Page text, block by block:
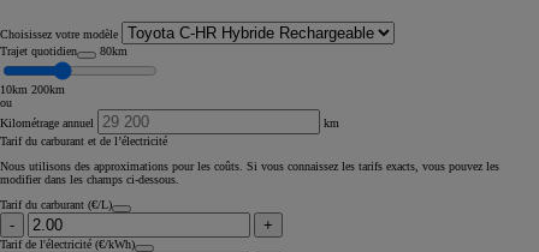
Choisissez votre modèle
Trajet quotidien
80km
10km 200km
ou
Kilométrage annuel
km
Tarif du carburant et de l’électricité
Nous utilisons des approximations pour les coûts. Si vous connaissez les tarifs exacts, vous pouvez les
modifier dans les champs ci-dessous.
Tarif du carburant (€/L)
- +
Tarif de l'électricité (€/kWh)